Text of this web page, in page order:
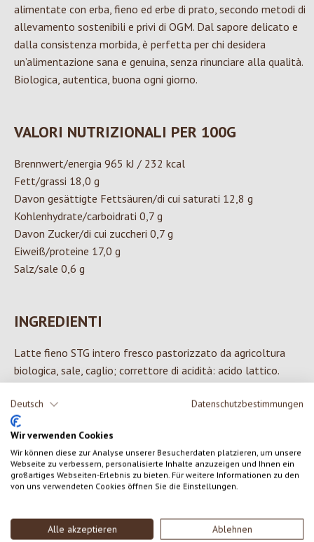
Deutsch Datenschutzbestimmungen
Wir verwenden Cookies
Wir können diese zur Analyse unserer Besucherdaten platzieren, um unsere
Webseite zu verbessern, personalisierte Inhalte anzuzeigen und Ihnen ein
großartiges Webseiten-Erlebnis zu bieten. Für weitere Informationen zu den
von uns verwendeten Cookies öffnen Sie die Einstellungen.
Alle akzeptieren Ablehnen
alimentate con erba, fieno ed erbe di prato, secondo metodi di
allevamento sostenibili e privi di OGM. Dal sapore delicato e
dalla consistenza morbida, è perfetta per chi desidera
un’alimentazione sana e genuina, senza rinunciare alla qualità.
Biologica, autentica, buona ogni giorno.
VALORI NUTRIZIONALI PER 100G
Brennwert/energia 965 kJ / 232 kcal
Fett/grassi 18,0 g
Davon gesättigte Fettsäuren/di cui saturati 12,8 g
Kohlenhydrate/carboidrati 0,7 g
Davon Zucker/di cui zuccheri 0,7 g
Eiweiß/proteine 17,0 g
Salz/sale 0,6 g
INGREDIENTI
Latte fieno STG intero fresco pastorizzato da agricoltura
biologica, sale, caglio; correttore di acidità: acido lattico.
0 di 0 valutazioni
Valutazione media di 0 su 5 stelle
Formula una valutazione!